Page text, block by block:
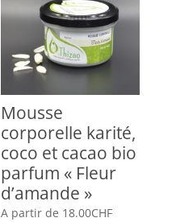
Mousse
corporelle karité,
coco et cacao bio
parfum « Fleur
d’amande »
A partir de 18.00CHF